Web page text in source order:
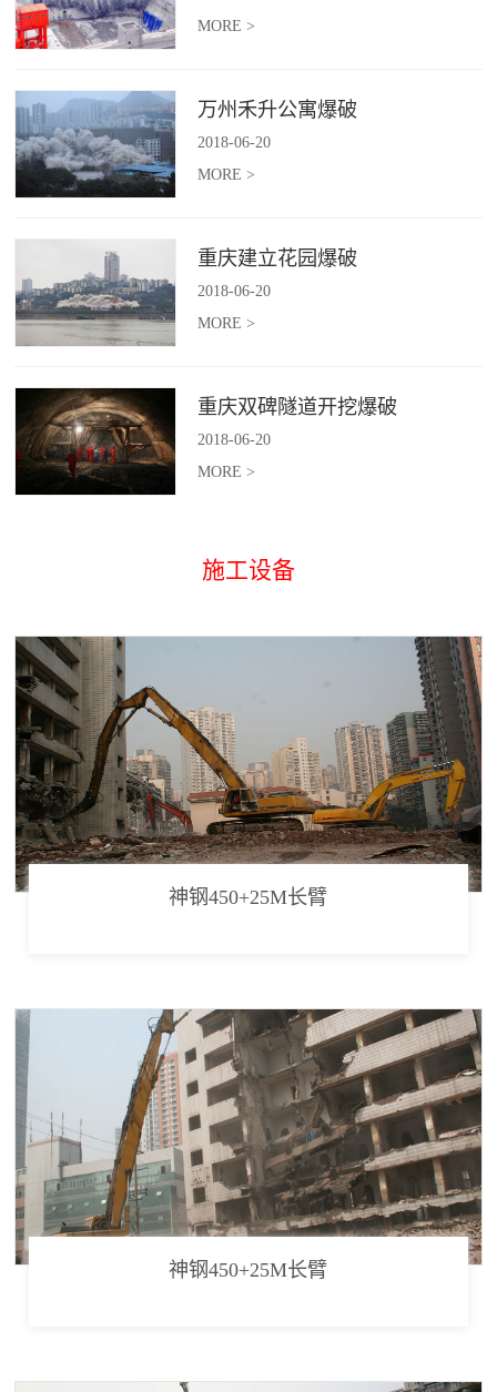
MORE >
万州禾升公寓爆破
2018-06-20
MORE >
重庆建立花园爆破
2018-06-20
MORE >
重庆双碑隧道开挖爆破
2018-06-20
MORE >
施工设备
神钢450+25M长臂
神钢450+25M长臂